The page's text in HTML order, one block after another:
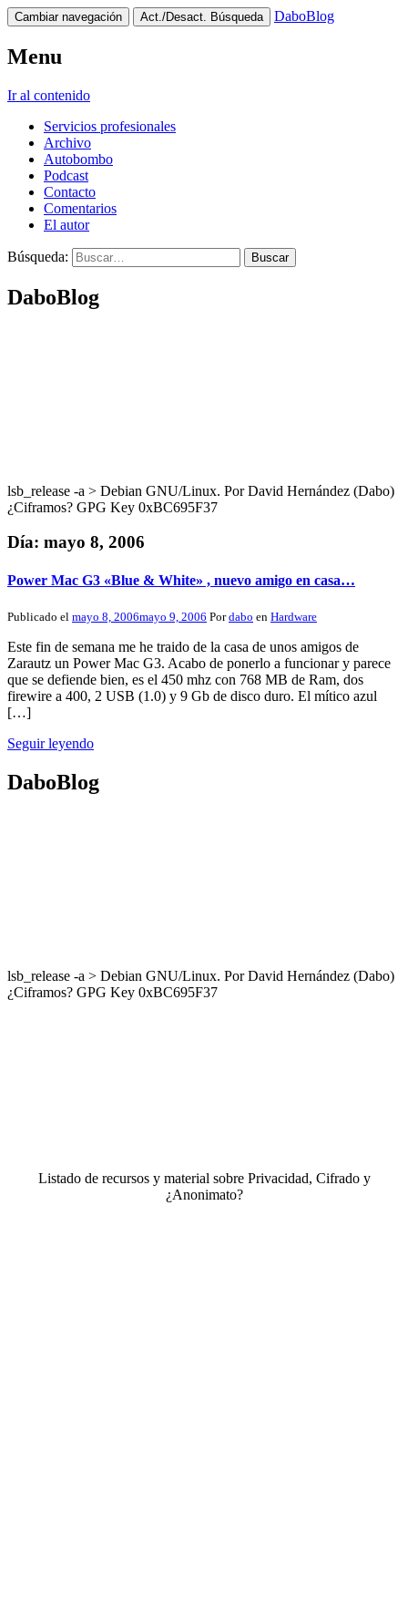
Cambiar navegación Act./Desact. Búsqueda DaboBlog
Menu
Ir al contenido
Servicios profesionales
Archivo
Autobombo
Podcast
Contacto
Comentarios
El autor
Búsqueda:
DaboBlog
lsb_release -a > Debian GNU/Linux. Por David Hernández (Dabo)
¿Ciframos? GPG Key 0xBC695F37
Día: mayo 8, 2006
Power Mac G3 «Blue & White» , nuevo amigo en casa…
Publicado el mayo 8, 2006mayo 9, 2006 Pordabo en Hardware
Este fin de semana me he traido de la casa de unos amigos de
Zarautz un Power Mac G3. Acabo de ponerlo a funcionar y parece
que se defiende bien, es el 450 mhz con 768 MB de Ram, dos
firewire a 400, 2 USB (1.0) y 9 Gb de disco duro. El mítico azul
[…]
Seguir leyendo
DaboBlog
lsb_release -a > Debian GNU/Linux. Por David Hernández (Dabo)
¿Ciframos? GPG Key 0xBC695F37
Listado de recursos y material sobre Privacidad, Cifrado y
¿Anonimato?